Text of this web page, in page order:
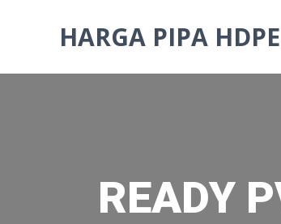
HARGA PIPA
READY